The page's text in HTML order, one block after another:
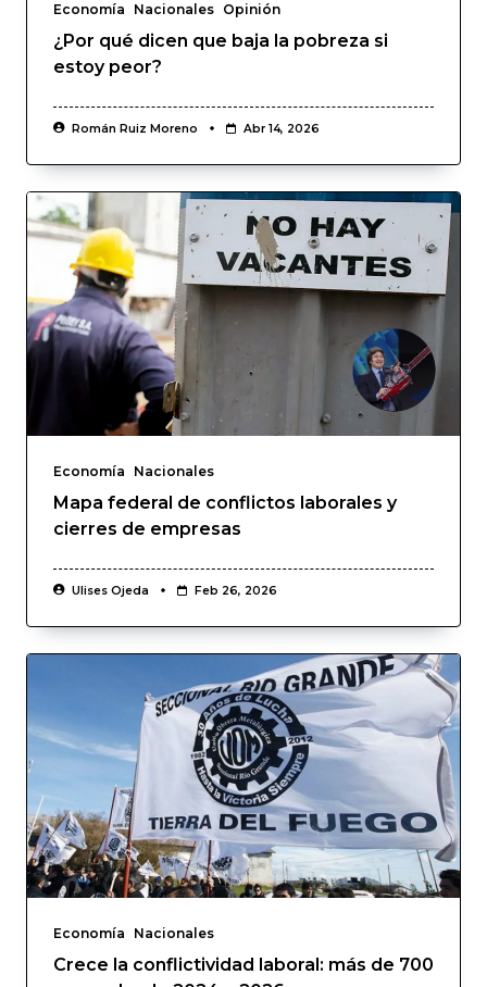
Economía Nacionales Opinión
¿Por qué dicen que baja la pobreza si
estoy peor?
Román Ruiz Moreno Abr 14, 2026
Economía Nacionales
Mapa federal de conflictos laborales y
cierres de empresas
Ulises Ojeda Feb 26, 2026
Economía Nacionales
Crece la conflictividad laboral: más de 700